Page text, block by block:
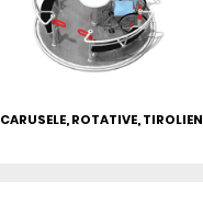
CARUSELE, ROTATIVE,